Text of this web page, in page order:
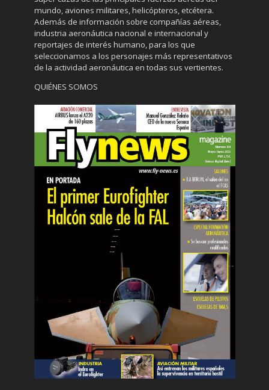
mundo, aviones militares, helicópteros, etcétera.
Además de información sobre compañías aéreas,
industria aeronáutica nacional e internacional y
reportajes de interés humano, para los que
seleccionamos a los personajes más representativos
de la actividad aeronáutica en todas sus vertientes.
QUIÉNES SOMOS